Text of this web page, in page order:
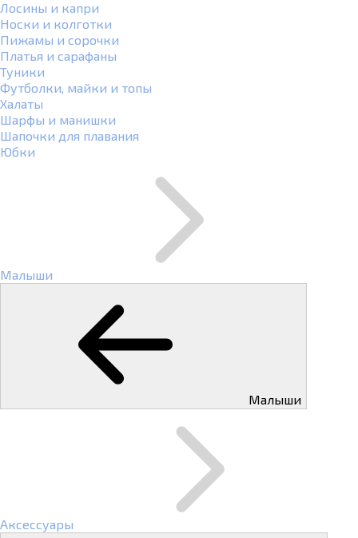
Лосины и капри
Носки и колготки
Пижамы и сорочки
Платья и сарафаны
Туники
Футболки, майки и топы
Халаты
Шарфы и манишки
Шапочки для плавания
Юбки
Малыши
Малыши
Аксессуары